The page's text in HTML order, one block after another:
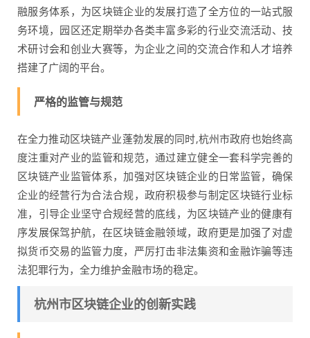
融服务体系，为区块链企业的发展打造了全方位的一站式服
务环境，园区还定期举办各类丰富多彩的行业交流活动、技
术研讨会和创业大赛等，为企业之间的交流合作和人才培养
搭建了广阔的平台。
严格的监管与规范
在全力推动区块链产业蓬勃发展的同时,杭州市政府也始终高
度注重对产业的监管和规范，通过建立健全一套科学完善的
区块链产业监管体系，加强对区块链企业的日常监管，确保
企业的经营行为合法合规，政府积极参与制定区块链行业标
准，引导企业坚守合规经营的底线，为区块链产业的健康有
序发展保驾护航，在区块链金融领域，政府更是加强了对虚
拟货币交易的监管力度，严厉打击非法集资和金融诈骗等违
法犯罪行为，全力维护金融市场的稳定。
杭州市区块链企业的创新实践